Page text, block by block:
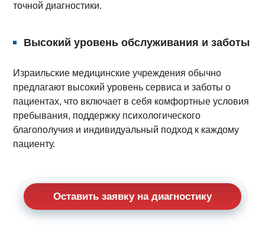
точной диагностики.
Высокий уровень обслуживания и заботы
Израильские медицинские учреждения обычно
предлагают высокий уровень сервиса и заботы о
пациентах, что включает в себя комфортные условия
пребывания, поддержку психологического
благополучия и индивидуальный подход к каждому
пациенту.
Оставить заявку на диагностику